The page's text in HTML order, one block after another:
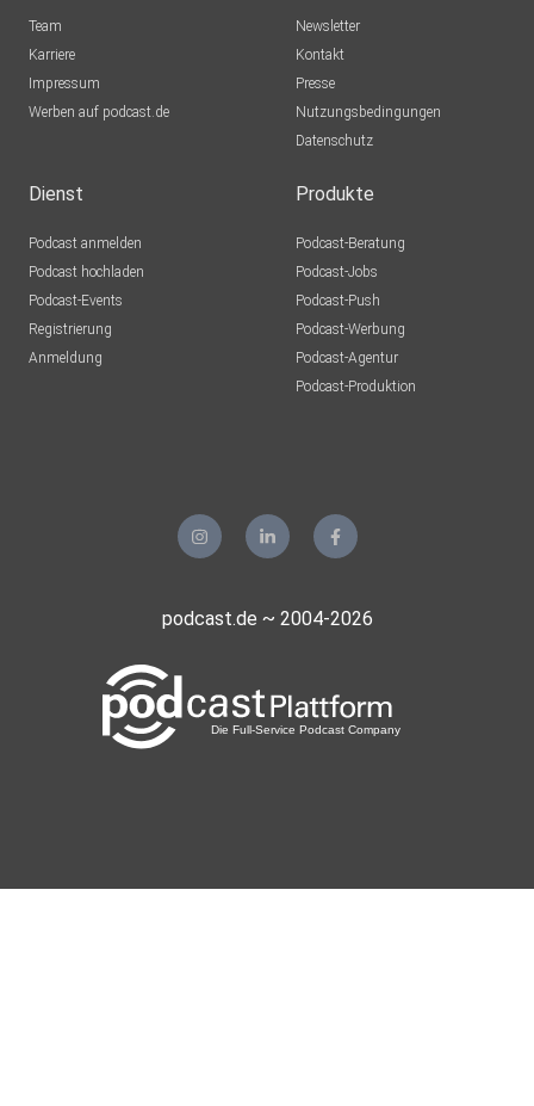
Team
Karriere
Impressum
Werben auf podcast.de
Newsletter
Kontakt
Presse
Nutzungsbedingungen
Datenschutz
Dienst
Podcast anmelden
Podcast hochladen
Podcast-Events
Registrierung
Anmeldung
Produkte
Podcast-Beratung
Podcast-Jobs
Podcast-Push
Podcast-Werbung
Podcast-Agentur
Podcast-Produktion
podcast.de ~ 2004-2026